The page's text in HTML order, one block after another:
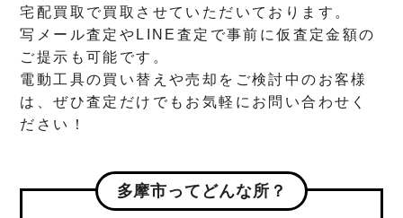
宅配買取で買取させていただいております。
写メール査定やLINE査定で事前に仮査定金額の
ご提示も可能です。
電動工具の買い替えや売却をご検討中のお客様
は、ぜひ査定だけでもお気軽にお問い合わせく
ださい！
多摩市ってどんな所？